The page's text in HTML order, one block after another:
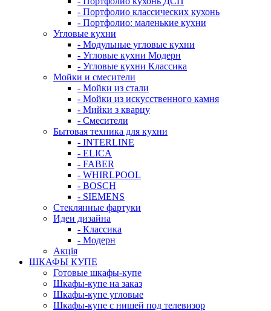
- Портфолио классических кухонь
- Портфолио: маленькие кухни
Угловые кухни
- Модульные угловые кухни
- Угловые кухни Модерн
- Угловые кухни Классика
Мойки и смесители
- Мойки из стали
- Мойки из искусственного камня
- Мийки з кварцу
- Смесители
Бытовая техника для кухни
- INTERLINE
- ELICA
- FABER
- WHIRLPOOL
- BOSCH
- SIEMENS
Стеклянные фартуки
Идеи дизайна
- Класcика
- Модерн
Акція
ШКАФЫ КУПЕ
Готовые шкафы-купе
Шкафы-купе на заказ
Шкафы-купе угловые
Шкафы-купе с нишей под телевизор